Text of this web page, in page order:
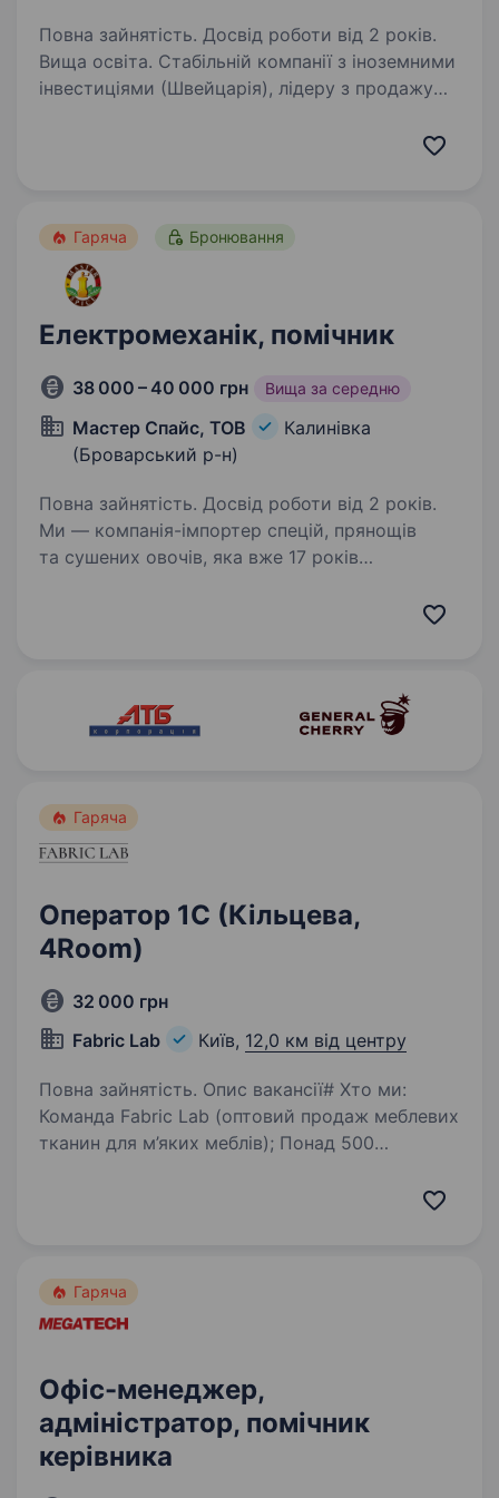
Повна зайнятість. Досвід роботи від 2 років.
Вища освіта. Стабільній компанії з іноземними
інвестиціями (Швейцарія), лідеру з продажу
Гаряча Бронювання
Електромеханік, помічник
38 000 – 40 000 грн Вища за середню
Мастер Спайс, ТОВ
Калинівка
(Броварський р-н)
Повна зайнятість. Досвід роботи від 2 років.
Ми — компанія-імпортер спецій, прянощів
та сушених овочів, яка вже 17 років
промисловості якісною сировиною. Постійно
Гаряча
Оператор 1С (Кільцева,
4Room)
32 000 грн
Fabric Lab
Київ, 12,0 км від центру
Повна зайнятість. Опис вакансії# Хто ми:
Команда Fabric Lab (оптовий продаж меблевих
тканин для м’яких меблів); Понад 500
Понад 20 ексклюзивних колекцій у нашому
Гаряча
Офіс-менеджер,
адміністратор, помічник
керівника